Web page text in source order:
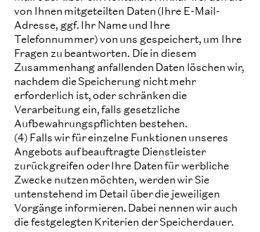
von Ihnen mitgeteilten Daten (Ihre E-Mail-
Adresse, ggf. Ihr Name und Ihre
Telefonnummer) von uns gespeichert, um Ihre
Fragen zu beantworten. Die in diesem
Zusammenhang anfallenden Daten löschen wir,
nachdem die Speicherung nicht mehr
erforderlich ist, oder schränken die
Verarbeitung ein, falls gesetzliche
Aufbewahrungspflichten bestehen.
(4) Falls wir für einzelne Funktionen unseres
Angebots auf beauftragte Dienstleister
zurückgreifen oder Ihre Daten für werbliche
Zwecke nutzen möchten, werden wir Sie
untenstehend im Detail über die jeweiligen
Vorgänge informieren. Dabei nennen wir auch
die festgelegten Kriterien der Speicherdauer.